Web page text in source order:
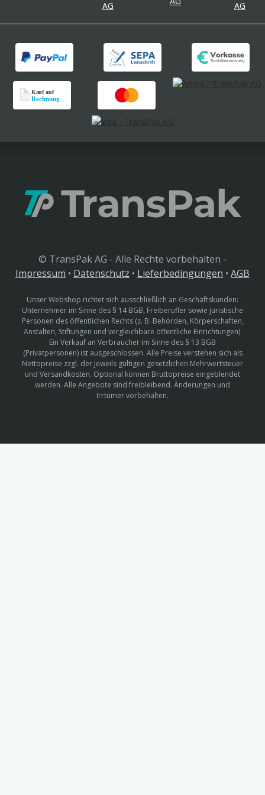
© TransPak AG - Alle Rechte vorbehalten -
Impressum • Datenschutz • Lieferbedingungen • AGB
Unser Webshop richtet sich ausschließlich an Geschäftskunden:
Unternehmer im Sinne des § 14 BGB, Freiberufler sowie juristische
Personen des öffentlichen Rechts (z. B. Behörden, Körperschaften,
Anstalten, Stiftungen und vergleichbare öffentliche Einrichtungen).
Ein Verkauf an Verbraucher im Sinne des § 13 BGB
(Privatpersonen) ist ausgeschlossen. Alle Preise verstehen sich als
Nettopreise zzgl. der jeweils gültigen gesetzlichen Mehrwertsteuer
und Versandkosten. Optional können Bruttopreise eingeblendet
werden. Alle Angebote sind freibleibend. Änderungen und
Irrtümer vorbehalten.